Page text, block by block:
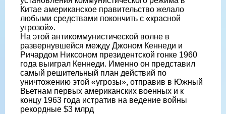
Китае американское правительство желало
любыми средствами покончить с «красной
угрозой».
На этой антикоммунистической волне в
развернувшейся между Джоном Кеннеди и
Ричардом Никсоном президентской гонке 1960
года выиграл Кеннеди. Именно он представил
самый решительный план действий по
уничтожению этой «угрозы», отправив в Южный
Вьетнам первых американских военных и к
концу 1963 года истратив на ведение войны
рекордные $3 млрд